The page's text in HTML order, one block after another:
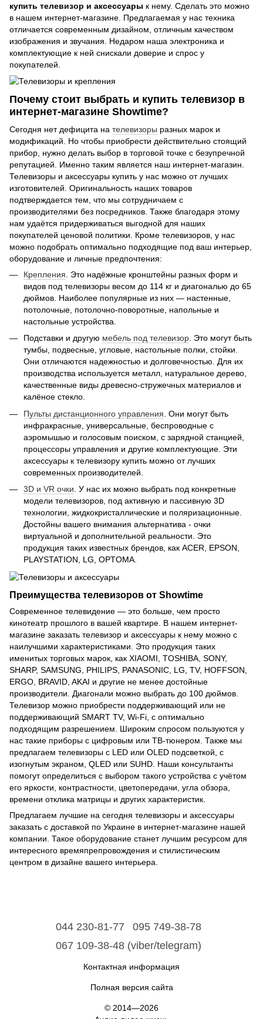
купить телевизор и аксессуары к нему. Сделать это можно
в нашем интернет-магазине. Предлагаемая у нас техника
отличается современным дизайном, отличным качеством
изображения и звучания. Недаром наша электроника и
комплектующие к ней снискали доверие и спрос у
покупателей.
Почему стоит выбрать и купить телевизор в
интернет-магазине Showtime?
Сегодня нет дефицита на телевизоры разных марок и
модификаций. Но чтобы приобрести действительно стоящий
прибор, нужно делать выбор в торговой точке с безупречной
репутацией. Именно таким является наш интернет-магазин.
Телевизоры и аксессуары купить у нас можно от лучших
изготовителей. Оригинальность наших товаров
подтверждается тем, что мы сотрудничаем с
производителями без посредников. Также благодаря этому
нам удаётся придерживаться выгодной для наших
покупателей ценовой политики. Кроме телевизоров, у нас
можно подобрать оптимально подходящие под ваш интерьер,
оборудование и личные предпочтения:
Крепления . Это надёжные кронштейны разных форм и
видов под телевизоры весом до 114 кг и диагональю до 65
дюймов. Наиболее популярные из них — настенные,
потолочные, потолочно-поворотные, напольные и
настольные устройства.
Подставки и другую мебель под телевизор. Это могут быть
тумбы, подвесные, угловые, настольные полки, стойки.
Они отличаются надежностью и долговечностью. Для их
производства используется металл, натуральное дерево,
качественные виды древесно-стружечных материалов и
калёное стекло.
Пульты дистанционного управления . Они могут быть
инфракрасные, универсальные, беспроводные с
аэромышью и голосовым поиском, с зарядной станцией,
процессоры управления и другие комплектующие. Эти
аксессуары к телевизору купить можно от лучших
современных производителей.
3D и VR очки . У нас их можно выбрать под конкретные
модели телевизоров, под активную и пассивную 3D
технологии, жидкокристаллические и поляризационные.
Достойны вашего внимания альтернатива - очки
виртуальной и дополнительной реальности. Это
продукция таких известных брендов, как ACER, EPSON,
PLAYSTATION, LG, OPTOMA.
Преимущества телевизоров от Showtime
Современное телевидение — это больше, чем просто
кинотеатр прошлого в вашей квартире. В нашем интернет-
магазине заказать телевизор и аксессуары к нему можно с
наилучшими характеристиками. Это продукция таких
именитых торговых марок, как XIAOMI, TOSHIBA, SONY,
SHARP, SAMSUNG, PHILIPS, PANASONIC, LG, TV, HOFFSON,
ERGO, BRAVID, AKAI и другие не менее достойные
производители. Диагонали можно выбрать до 100 дюймов.
Телевизор можно приобрести поддерживающий или не
поддерживающий SMART TV, Wi-Fi, с оптимально
подходящим разрешением. Широким спросом пользуются у
нас такие приборы с цифровым или ТВ-тюнером. Также мы
предлагаем телевизоры с LED или OLED подсветкой, с
изогнутым экраном, QLED или SUHD. Наши консультанты
помогут определиться с выбором такого устройства с учётом
его яркости, контрастности, цветопередачи, угла обзора,
времени отклика матрицы и других характеристик.
Предлагаем лучшие на сегодня телевизоры и аксессуары
заказать с доставкой по Украине в интернет-магазине нашей
компании. Такое оборудование станет лучшим ресурсом для
интересного времяпрепровождения и стилистическим
центром в дизайне вашего интерьера.
044 230-81-77
095 749-38-78
067 109-38-48 (viber/telegram)
Контактная информация
Полная версия сайта
© 2014—2026